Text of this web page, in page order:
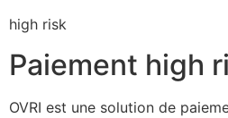
high risk
Paiement high
OVRI est une solution de